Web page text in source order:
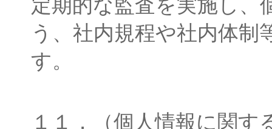
定期的な監査を実施し、
う、社内規程や社内体制
す。
１１．（個人情報に関す